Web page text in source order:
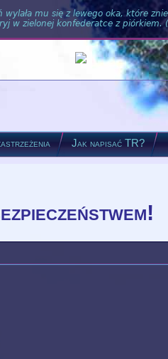
mu się z lewego oka, które
w zielonej konfederatce z piórkiem.
Jak napisać TR?